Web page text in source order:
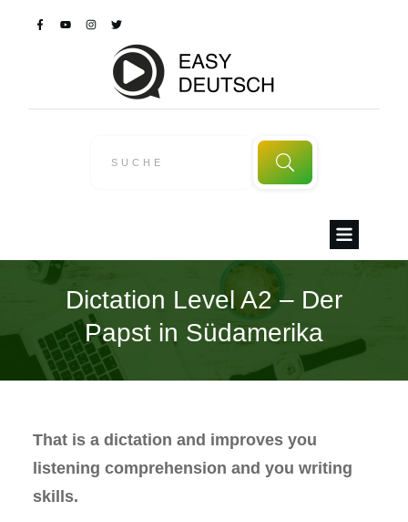
Dictation Level A2 – Der
Papst in Südamerika
That is a dictation and improves you
listening comprehension and you writing
skills.